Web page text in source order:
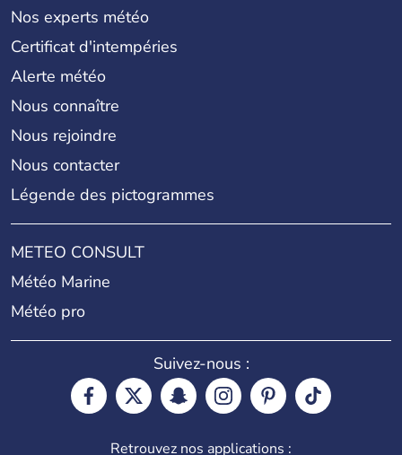
Nos experts météo
Certificat d'intempéries
Alerte météo
Nous connaître
Nous rejoindre
Nous contacter
Légende des pictogrammes
METEO CONSULT
Météo Marine
Météo pro
Suivez-nous :
Retrouvez nos applications :